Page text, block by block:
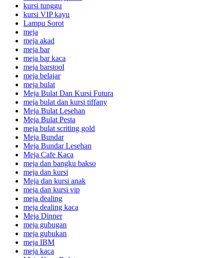
kursi tunggu
kursi VIP kayu
Lampu Sorot
meja
meja akad
meja bar
meja bar kaca
meja barstool
meja belajar
meja bulat
Meja Bulat Dan Kursi Futura
meja bulat dan kursi tiffany
Meja Bulat Lesehan
Meja Bulat Pesta
meja bulat scriting gold
Meja Bundar
Meja Bundar Lesehan
Meja Cafe Kaca
meja dan bangku bakso
meja dan kursi
Meja dan kursi anak
meja dan kursi vip
meja dealing
meja dealing kaca
Meja Dinner
meja gubugan
meja gubukan
meja IBM
meja kaca